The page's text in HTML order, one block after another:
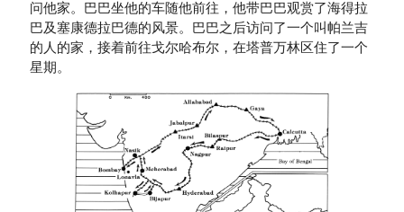
问他家。巴巴坐他的车随他前往，他带巴巴观赏了海得拉
巴及塞康德拉巴德的风景。巴巴之后访问了一个叫帕兰吉
的人的家，接着前往戈尔哈布尔，在塔普万林区住了一个
星期。